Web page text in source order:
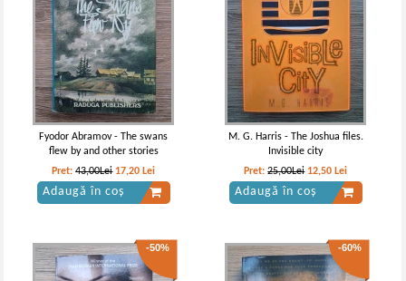
Fyodor Abramov - The swans
flew by and other stories
Pret:43,00Lei 17,20 Lei
Adaugă în coș
M. G. Harris - The Joshua files.
Invisible city
Pret:25,00Lei 12,50 Lei
Adaugă în coș
-50% -60%